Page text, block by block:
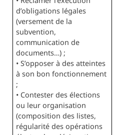
d’obligations légales
(versement de la
subvention,
communication de
documents…) ;
• S’opposer à des atteintes
à son bon fonctionnement
;
• Contester des élections
ou leur organisation
(composition des listes,
régularité des opérations